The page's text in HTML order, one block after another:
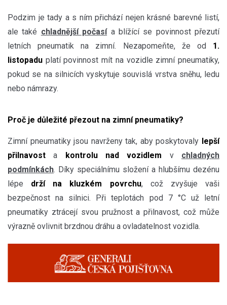
Podzim je tady a s ním přichází nejen krásné barevné listí,
ale také chladnější počasía blížící se povinnost přezutí
letních pneumatik na zimní. Nezapomeňte, že od1.
listopadu platí povinnost mít na vozidle zimní pneumatiky,
pokud se na silnicích vyskytuje souvislá vrstva sněhu, ledu
nebo námrazy.
Proč je důležité přezout na zimní pneumatiky?
Zimní pneumatiky jsou navrženy tak, aby poskytovaly lepší
přilnavost a kontrolu nad vozidlem v chladných
podmínkách. Díky speciálnímu složení a hlubšímu dezénu
lépe drží na kluzkém povrchu, což zvyšuje vaši
bezpečnost na silnici. Při teplotách pod 7 °C už letní
pneumatiky ztrácejí svou pružnost a přilnavost, což může
výrazně ovlivnit brzdnou dráhu a ovladatelnost vozidla.